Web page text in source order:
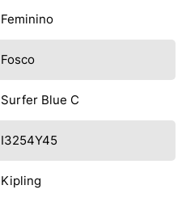
Feminino
Fosco
Surfer Blue C
I3254Y45
Kipling